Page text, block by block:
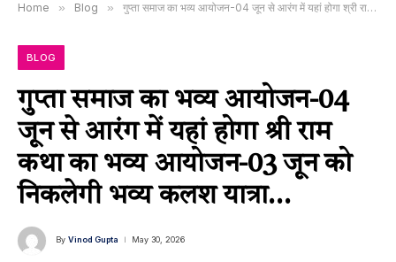
Home » Blog » गुप्ता समाज का भव्य आयोजन-04 जून से आरंग में यहां होगा श्री राम कथा का भव्य आयोजन-03 जून को निकलेगी भव्य कलश यात्रा…
BLOG
गुप्ता समाज का भव्य आयोजन-04
जून से आरंग में यहां होगा श्री राम
कथा का भव्य आयोजन-03 जून को
निकलेगी भव्य कलश यात्रा…
By Vinod Gupta May 30, 2026